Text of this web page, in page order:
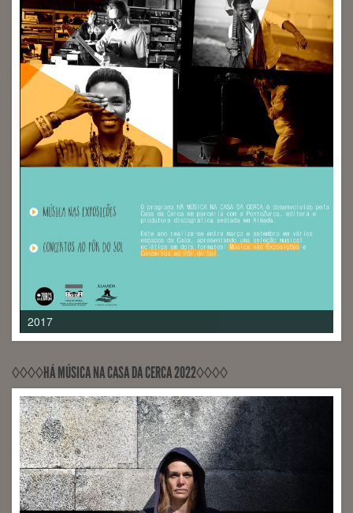
2017
◊◊◊◊HÁ MÚSICA NA CASA DA CERCA 2022◊◊◊◊